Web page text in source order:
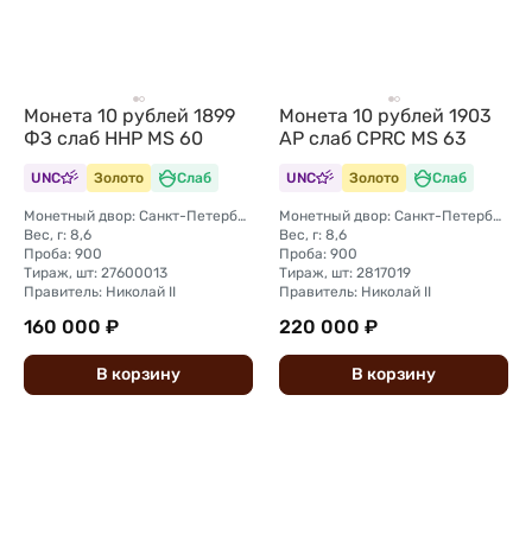
Монета 10 рублей 1899
ФЗ слаб ННР MS 60
UNC Золото Слаб
Монетный двор: Санкт-Петербургский монетный двор
Вес, г: 8,6
Проба: 900
Тираж, шт: 27600013
Правитель: Николай II
160 000 ₽
В корзину
Монета 10 рублей 1903
АР слаб CPRC MS 63
UNC Золото Слаб
Монетный двор: Санкт-Петербургский монетный двор
Вес, г: 8,6
Проба: 900
Тираж, шт: 2817019
Правитель: Николай II
220 000 ₽
В корзину